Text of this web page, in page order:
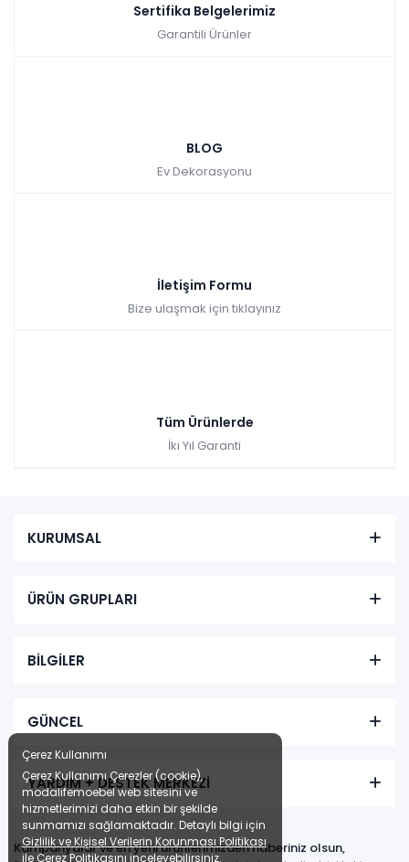
Sertifika Belgelerimiz
Garantili Ürünler
BLOG
Ev Dekorasyonu
İletişim Formu
Bize ulaşmak için tıklayınız
Tüm Ürünlerde
İki Yıl Garanti
KURUMSAL
ÜRÜN GRUPLARI
BİLGİLER
GÜNCEL
YARDIM + DESTEK MERKEZİ
Kampanyalar ve en yeni ürünlerimizden haberiniz olsun,
Çerez Kullanımı
Çerez Kullanımı Çerezler (cookie),
modalifemoebel web sitesini ve
hizmetlerimizi daha etkin bir şekilde
sunmamızı sağlamaktadır. Detaylı bilgi için
Gizlilik ve Kişisel Verilerin Korunması Politikası
ileÇerez Politikasını inceleyebilirsiniz.